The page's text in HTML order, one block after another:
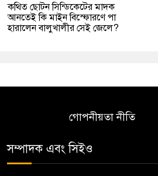
কথিত ছোটন সিন্ডিকেটের মাদক
আনতেই কি মাইন বিস্ফোরণে পা
হারালেন বালুখালীর সেই জেলে?
গোপনীয়তা নীতি
সম্পাদক এবং সিইও